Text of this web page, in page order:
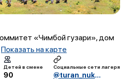
«Чимбой гузари», дом
Показать на карте
Детей в смене
90
Социальные сети лагеря
@turan_nukus_bso